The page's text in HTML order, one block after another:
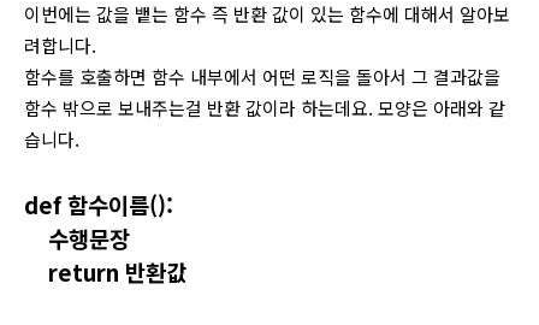
이번에는 값을 뱉는 함수 즉 반환 값이 있는 함수에 대해서 알아보
려합니다.
함수를 호출하면 함수 내부에서 어떤 로직을 돌아서 그 결과값을
함수 밖으로 보내주는걸 반환 값이라 하는데요. 모양은 아래와 같
습니다.
def 함수이름():
수행문장
return 반환값